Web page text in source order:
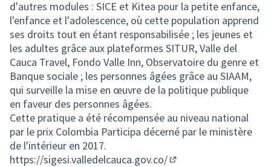
d'autres modules : SICE et Kitea pour la petite enfance,
l'enfance et l'adolescence, où cette population apprend
ses droits tout en étant responsabilisée ; les jeunes et
les adultes grâce aux plateformes SITUR, Valle del
Cauca Travel, Fondo Valle Inn, Observatoire du genre et
Banque sociale ; les personnes âgées grâce au SIAAM,
qui surveille la mise en œuvre de la politique publique
en faveur des personnes âgées.
Cette pratique a été récompensée au niveau national
par le prix Colombia Participa décerné par le ministère
de l'intérieur en 2017.
https://sigesi.valledelcauca.gov.co/